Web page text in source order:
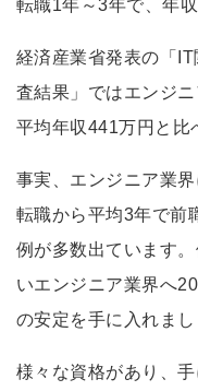
転職1年～3年で、年
経済産業省発表の「
査結果」ではエンジ
平均年収441万円と比
事実、エンジニア業
転職から平均3年で前
例が多数出ています
いエンジニア業界へ
の安定を手に入れまし
様々な資格があり、